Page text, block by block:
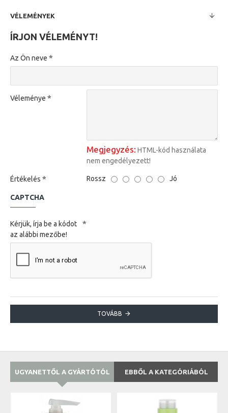
VÉLEMÉNYEK
ÍRJON VÉLEMÉNYT!
Az Ön neve
Véleménye
Megjegyzés: HTML-kód használata
nem engedélyezett!
Értékelés Rossz Jó
CAPTCHA
Kérjük, írja be a kódot
az alábbi mezőbe!
TOVÁBB
UGYANETTŐL A GYÁRTÓTÓL EBBŐL A KATEGÓRIÁBÓL